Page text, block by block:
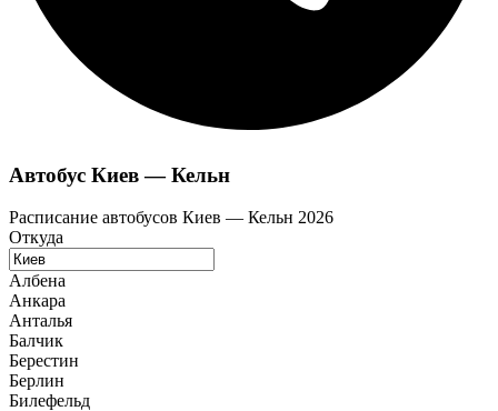
Автобус Киев — Кельн
Расписание автобусов Киев — Кельн 2026
Откуда
Албена
Анкара
Анталья
Балчик
Берестин
Берлин
Билефельд